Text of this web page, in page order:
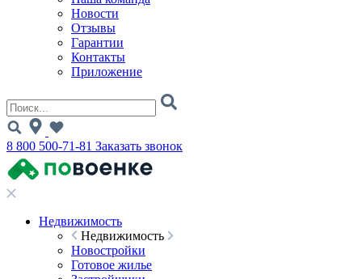
Новости
Отзывы
Гарантии
Контакты
Приложение
8 800 500-71-81 Заказать звонок
Недвижимость
Недвижимость
Новостройки
Готовое жилье